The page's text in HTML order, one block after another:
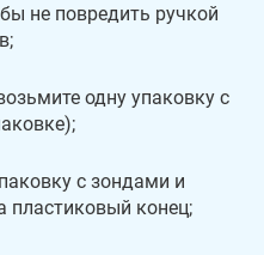
не повредить ручкой
одну упаковку с
с зондами и
пластиковый конец;